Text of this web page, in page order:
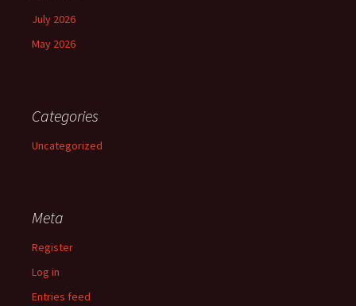
July 2026
May 2026
Categories
Uncategorized
Meta
Register
Log in
Entries feed